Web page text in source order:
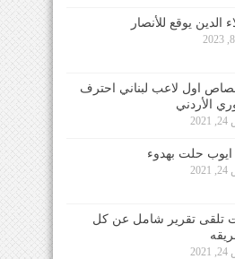
الدين يوقع للأنصار
اول لاعب لبناني احترف
الأردني
حلت بهدوء
تلقى تقرير شامل عن كل